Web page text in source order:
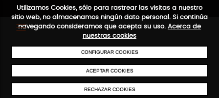
Utilizamos Cookies, sólo para rastrear las visitas a nuestro
sitio web, no almacenamos ningún dato personal. Si continúa
navegando consideramos que acepta su uso. Acerca de
nuestras cookies
CONFIGURAR COOKIES
ACEPTAR COOKIES
RECHAZAR COOKIES
ENVÍOS GRATIS A PARTIR DE 50 €PAGO SEGURO